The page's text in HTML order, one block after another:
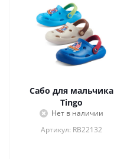
Сабо для мальчика
Tingo
Нет в наличии
Артикул: RB22132